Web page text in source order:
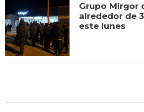
Grupo Mirgor
alrededor de
este lunes